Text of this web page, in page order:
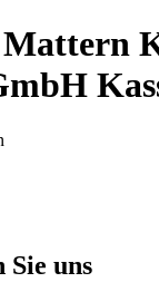
Mattern
uns